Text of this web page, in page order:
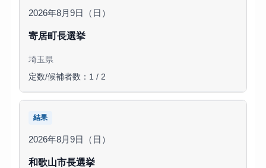
2026年8月9日（日）
寄居町長選挙
埼玉県
定数/候補者数：1 / 2
結果
2026年8月9日（日）
和歌山市長選挙